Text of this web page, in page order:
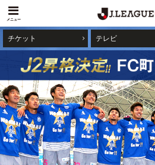
メニュー
チケット テレビ